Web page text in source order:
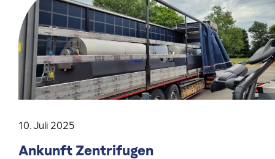
10. Juli 2025
Ankunft Zentrifugen